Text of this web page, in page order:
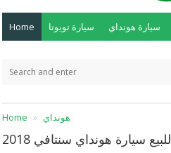
Home سيارة تويوتا سيارة هونداي
Home هونداي
للبيع سيارة هونداي سنتافي 2018